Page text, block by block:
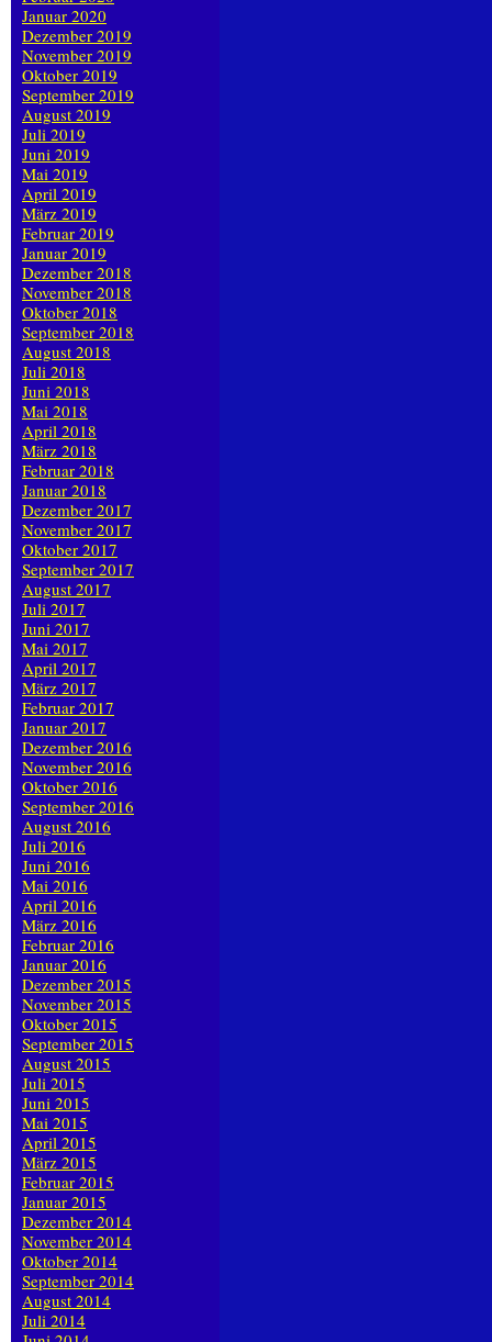
Januar 2020
Dezember 2019
November 2019
Oktober 2019
September 2019
August 2019
Juli 2019
Juni 2019
Mai 2019
April 2019
März 2019
Februar 2019
Januar 2019
Dezember 2018
November 2018
Oktober 2018
September 2018
August 2018
Juli 2018
Juni 2018
Mai 2018
April 2018
März 2018
Februar 2018
Januar 2018
Dezember 2017
November 2017
Oktober 2017
September 2017
August 2017
Juli 2017
Juni 2017
Mai 2017
April 2017
März 2017
Februar 2017
Januar 2017
Dezember 2016
November 2016
Oktober 2016
September 2016
August 2016
Juli 2016
Juni 2016
Mai 2016
April 2016
März 2016
Februar 2016
Januar 2016
Dezember 2015
November 2015
Oktober 2015
September 2015
August 2015
Juli 2015
Juni 2015
Mai 2015
April 2015
März 2015
Februar 2015
Januar 2015
Dezember 2014
November 2014
Oktober 2014
September 2014
August 2014
Juli 2014